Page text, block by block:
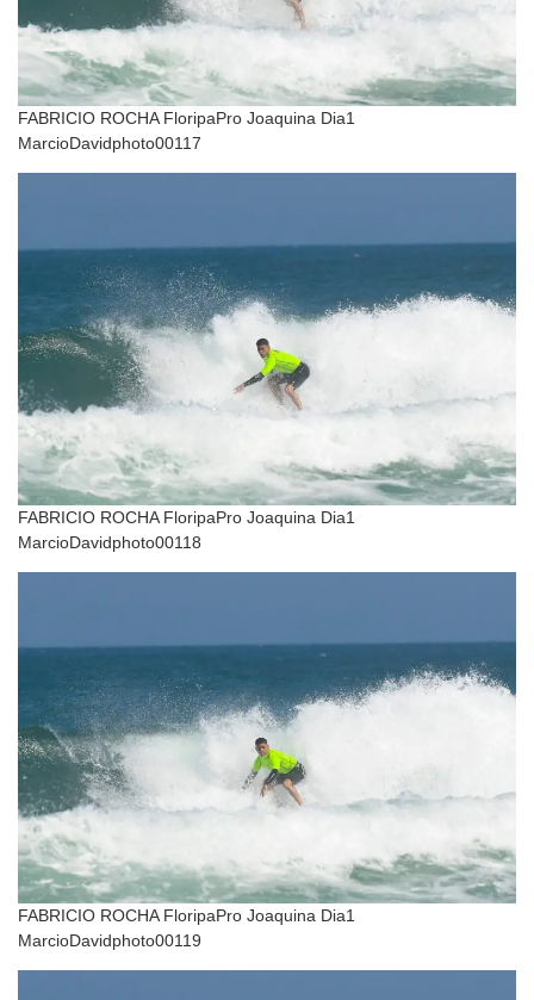
FABRICIO ROCHA FloripaPro Joaquina Dia1
MarcioDavidphoto00117
FABRICIO ROCHA FloripaPro Joaquina Dia1
MarcioDavidphoto00118
FABRICIO ROCHA FloripaPro Joaquina Dia1
MarcioDavidphoto00119